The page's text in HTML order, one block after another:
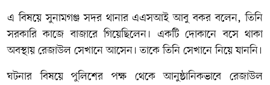
এ বিষয়ে সুনামগঞ্জ সদর থানার এএসআই আবু বকর বলেন, তিনি
সরকারি কাজে বাজারে গিয়েছিলেন। একটি দোকানে বসে থাকা
অবস্থায় রেজাউল সেখানে আসেন। তাকে তিনি সেখানে নিয়ে যাননি।
ঘটনার বিষয়ে পুলিশের পক্ষ থেকে আনুষ্ঠানিকভাবে রেজাউল